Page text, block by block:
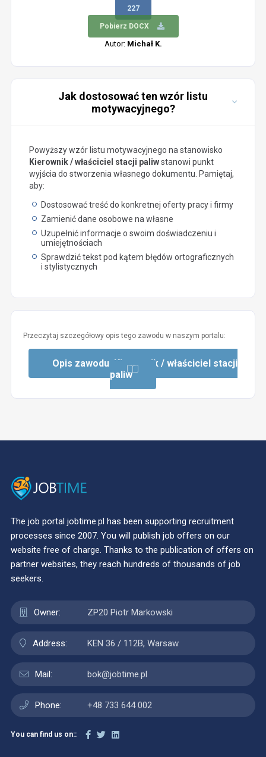
227
Pobierz DOCX
Autor: Michał K.
Jak dostosować ten wzór listu
motywacyjnego?
Powyższy wzór listu motywacyjnego na stanowisko
Kierownik / właściciel stacji paliwstanowi punkt
wyjścia do stworzenia własnego dokumentu. Pamiętaj,
aby:
Dostosować treść do konkretnej oferty pracy i firmy
Zamienić dane osobowe na własne
Uzupełnić informacje o swoim doświadczeniu i
umiejętnościach
Sprawdzić tekst pod kątem błędów ortograficznych
i stylistycznych
Przeczytaj szczegółowy opis tego zawodu w naszym portalu:
Opis zawodu: Kierownik / właściciel stacji
paliw
The job portal jobtime.pl has been supporting recruitment
processes since 2007. You will publish job offers on our
website free of charge. Thanks to the publication of offers on
partner websites, they reach hundreds of thousands of job
seekers.
Owner: ZP20 Piotr Markowski
Address: KEN 36 / 112B, Warsaw
Mail: bok@jobtime.pl
Phone: +48 733 644 002
You can find us on::